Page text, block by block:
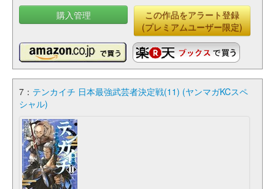
購入管理
この作品をアラート登録
(プレミアムユーザー限定)
7： テンカイチ 日本最強武芸者決定戦(11) (ヤンマガKCスペ
シャル)